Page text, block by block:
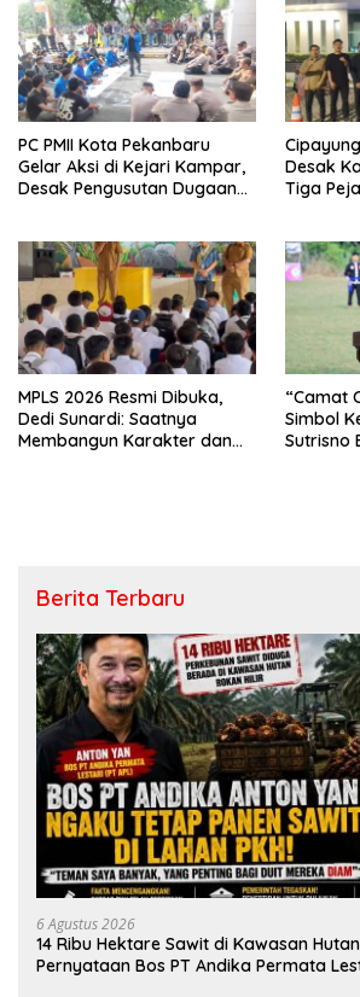
PC PMII Kota Pekanbaru
Gelar Aksi di Kejari Kampar,
Desak Pengusutan Dugaan
Desak
Tiga
MPLS 2026 Resmi Dibuka,
Dedi Sunardi: Saatnya
Membangun Karakter dan
“Camat
Simbol
Sutrisno
Berita Terbaru
6 Agustus 2026
14 Ribu Hektare Sawit di Kawasan
Pernyataan Bos PT Andika Permata